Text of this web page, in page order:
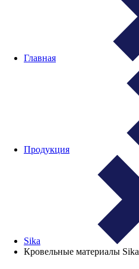
Главная
Продукция
Sika
Кровельные материалы Sika